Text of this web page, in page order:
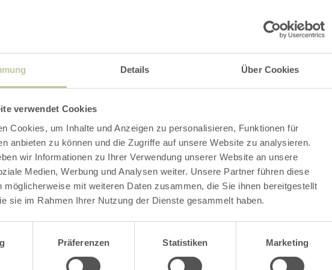
Details Über Cookies
verwendet Cookies
Cookies, um Inhalte und Anzeigen zu personalisieren, Funktionen für
anbieten zu können und die Zugriffe auf unsere Website zu analysieren.
wir Informationen zu Ihrer Verwendung unserer Website an unsere
Medien, Werbung und Analysen weiter. Unsere Partner führen diese
möglicherweise mit weiteren Daten zusammen, die Sie ihnen bereitgestellt
sie im Rahmen Ihrer Nutzung der Dienste gesammelt haben.
Präferenzen Statistiken Marketing
Information and registration with Sigrid Hergarten,
or by e-mail:
info@lea-atempause.de
Impressions